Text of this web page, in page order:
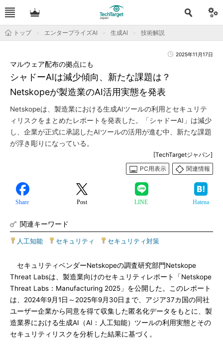
トップ エンタープライズAI 生成AI 技術解説
2025年11月17日
シャドーAIは減少傾向、新たな課題は？
Netskopeが製造業のAI活用実態を発表
マルウェア配布の拠点にも
Netskopeは、製造業における生成AIツールの利用とセキュリテ
ィリスクをまとめたレポートを発表した。「シャドーAI」は減少
し、企業が正式に承認したAIツールの活用が進む中、新たな課題
が浮き彫りになっている。
[TechTargetジャパン]
PC用表示
関連情報
Share Post LINE Hatena
関連キーワード
人工知能 セキュリティ セキュリティ対策
セキュリティベンダーNetskopeの調査研究部門Netskope
Threat Labsは、製造業向けのセキュリティレポート「Netskope
Threat Labs：Manufacturing 2025」を公開した。このレポート
は、2024年9月1日～2025年9月30日まで、アジア37カ国の同社
ユーザー企業から同意を得て収集した匿名化データをもとに、製
造業界における生成AI（AI：人工知能）ツールの利用実態とその
セキュリティリスクを分析した結果に基づく。